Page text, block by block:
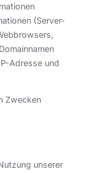
(Server-
Adresse und
Zwecken
unserer